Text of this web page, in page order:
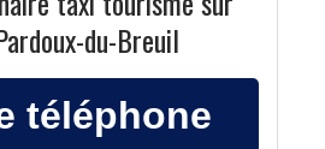
du-Breuil